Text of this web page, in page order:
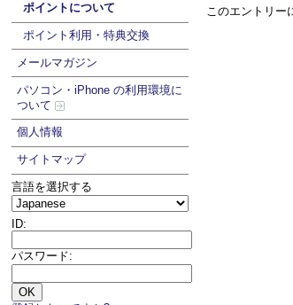
ポイントについて
ポイント利用・特典交換
メールマガジン
パソコン・iPhone の利用環境に
ついて
個人情報
サイトマップ
言語を選択する
ID:
パスワード:
このエントリー